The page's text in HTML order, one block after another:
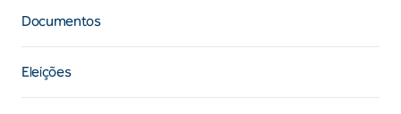
Documentos
Eleições